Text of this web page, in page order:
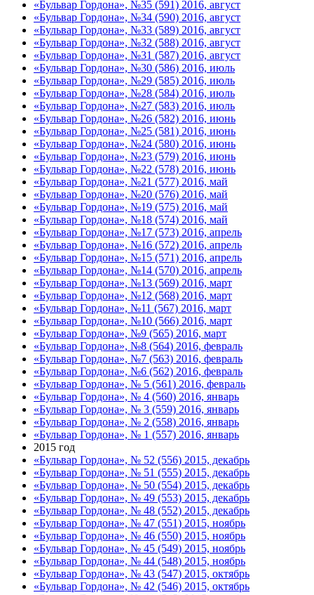
«Бульвар Гордона», №35 (591) 2016, август
«Бульвар Гордона», №34 (590) 2016, август
«Бульвар Гордона», №33 (589) 2016, август
«Бульвар Гордона», №32 (588) 2016, август
«Бульвар Гордона», №31 (587) 2016, август
«Бульвар Гордона», №30 (586) 2016, июль
«Бульвар Гордона», №29 (585) 2016, июль
«Бульвар Гордона», №28 (584) 2016, июль
«Бульвар Гордона», №27 (583) 2016, июль
«Бульвар Гордона», №26 (582) 2016, июнь
«Бульвар Гордона», №25 (581) 2016, июнь
«Бульвар Гордона», №24 (580) 2016, июнь
«Бульвар Гордона», №23 (579) 2016, июнь
«Бульвар Гордона», №22 (578) 2016, июнь
«Бульвар Гордона», №21 (577) 2016, май
«Бульвар Гордона», №20 (576) 2016, май
«Бульвар Гордона», №19 (575) 2016, май
«Бульвар Гордона», №18 (574) 2016, май
«Бульвар Гордона», №17 (573) 2016, апрель
«Бульвар Гордона», №16 (572) 2016, апрель
«Бульвар Гордона», №15 (571) 2016, апрель
«Бульвар Гордона», №14 (570) 2016, апрель
«Бульвар Гордона», №13 (569) 2016, март
«Бульвар Гордона», №12 (568) 2016, март
«Бульвар Гордона», №11 (567) 2016, март
«Бульвар Гордона», №10 (566) 2016, март
«Бульвар Гордона», №9 (565) 2016, март
«Бульвар Гордона», №8 (564) 2016, февраль
«Бульвар Гордона», №7 (563) 2016, февраль
«Бульвар Гордона», №6 (562) 2016, февраль
«Бульвар Гордона», № 5 (561) 2016, февраль
«Бульвар Гордона», № 4 (560) 2016, январь
«Бульвар Гордона», № 3 (559) 2016, январь
«Бульвар Гордона», № 2 (558) 2016, январь
«Бульвар Гордона», № 1 (557) 2016, январь
2015 год
«Бульвар Гордона», № 52 (556) 2015, декабрь
«Бульвар Гордона», № 51 (555) 2015, декабрь
«Бульвар Гордона», № 50 (554) 2015, декабрь
«Бульвар Гордона», № 49 (553) 2015, декабрь
«Бульвар Гордона», № 48 (552) 2015, декабрь
«Бульвар Гордона», № 47 (551) 2015, ноябрь
«Бульвар Гордона», № 46 (550) 2015, ноябрь
«Бульвар Гордона», № 45 (549) 2015, ноябрь
«Бульвар Гордона», № 44 (548) 2015, ноябрь
«Бульвар Гордона», № 43 (547) 2015, октябрь
«Бульвар Гордона», № 42 (546) 2015, октябрь